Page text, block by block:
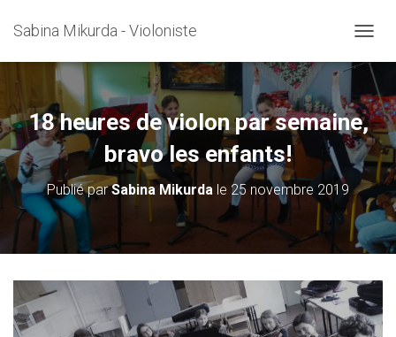
Sabina Mikurda - Violoniste
É
L
I
E
R
L
A
N
A
V
I
A
I
O
18 heures de violon par semaine,
bravo les enfants!
Publié parSabina Mikurda le 25 novembre 2019